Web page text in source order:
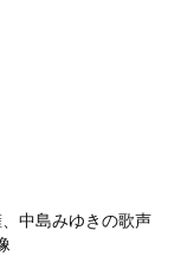
中島みゆきの歌声